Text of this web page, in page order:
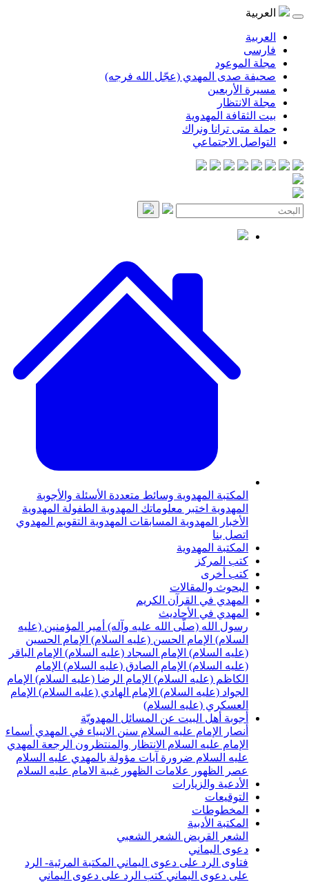
المهدي (عجّل الله فرجه)
المهدوية
ترانا ونراك
الاجتماعي
المهدويةوسائط متعددةالأسئلة والأجوبة
اختبر معلوماتك المهدويةالطفولة المهدوية
المهدويةالمسابقات المهدويةالتقويم المهدوي
المهدوية
والمقالات
في القرآن الكريم
في الأحاديث
الله (صلّى الله عليه وآله) أمير المؤمنين (عليه
الإمام الحسن (عليه السلام) الإمام الحسين
الإمام السجاد (عليه السلام) الإمام الباقر
الإمام الصادق (عليه السلام) الإمام
(عليه السلام) الإمام الرضا (عليه السلام) الإمام
(عليه السلام) الإمام الهادي (عليه السلام) الإمام
(عليه السلام)
أهل البيت عن المسائل المهدويّة
الإمام عليه السلامسنن الانبياء في المهديأسماء
عليه السلامالانتظار والمنتظرونالرجعةالمهدي
السلام ضرورة آيات مؤولة بالمهدي عليه السلام
علامات الظهورغيبة الامام عليه السلام
والزيارات
الأدبية
الشعر الشعبي
اليماني
الرد على دعوى اليماني المكتبة المرئية- الرد
دعوى اليماني كتب الرد على دعوى اليماني